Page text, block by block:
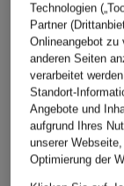
ÄHNLICHE
Technologien
Partner
Onlineangebot zu
anderen Seiten
verarbeitet
Standort-
Angebote und
aufgrund Ihres
unserer
Optimierung der